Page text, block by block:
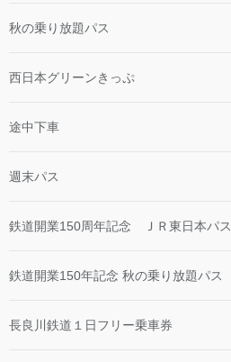
秋の乗り放題パス
西日本グリーンきっぷ
途中下車
週末パス
鉄道開業150周年記念 ＪＲ東日本パス
鉄道開業150年記念 秋の乗り放題パス
長良川鉄道１日フリー乗車券